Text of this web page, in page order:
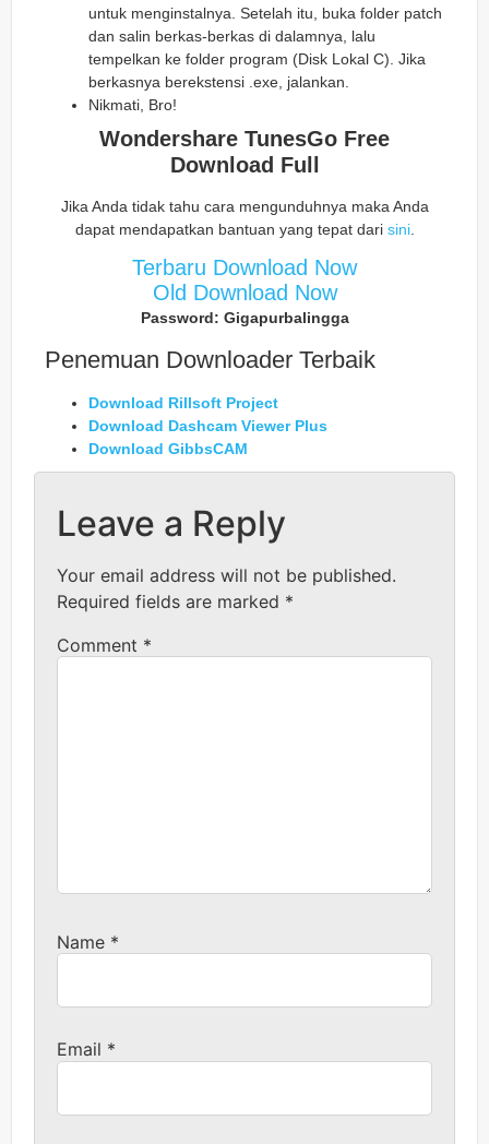
untuk menginstalnya. Setelah itu, buka folder patch
dan salin berkas-berkas di dalamnya, lalu
tempelkan ke folder program (Disk Lokal C). Jika
berkasnya berekstensi .exe, jalankan.
Nikmati, Bro!
Wondershare TunesGo Free
Download Full
Jika Anda tidak tahu cara mengunduhnya maka Anda
dapat mendapatkan bantuan yang tepat dari sini.
Terbaru Download Now
Old Download Now
Password: Gigapurbalingga
Penemuan Downloader Terbaik
Download Rillsoft Project
Download Dashcam Viewer Plus
Download GibbsCAM
Leave a Reply
Your email address will not be published.
Required fields are marked *
Comment *
Name *
Email *